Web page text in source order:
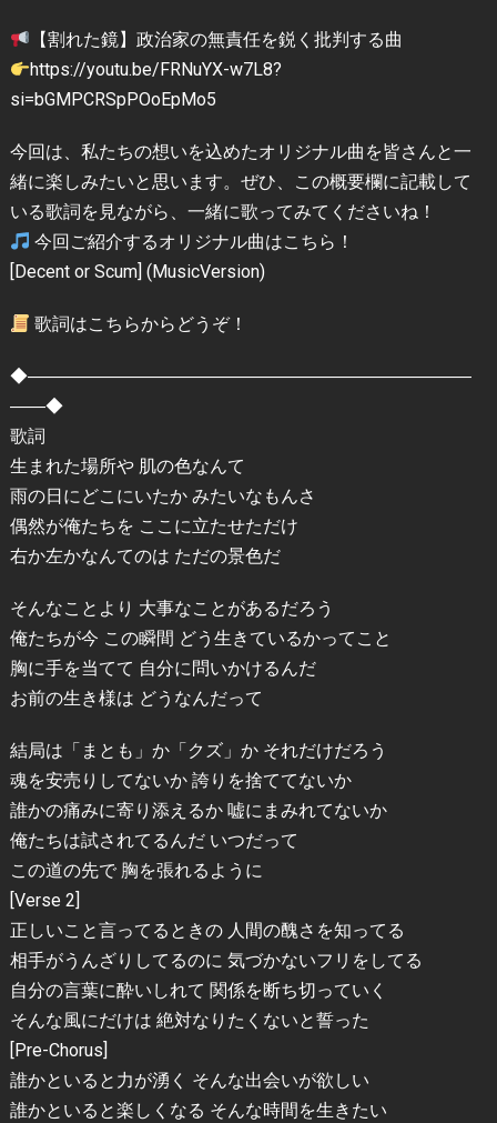
【割れた鏡】政治家の無責任を鋭く批判する曲
https://youtu.be/FRNuYX-w7L8?
si=bGMPCRSpPOoEpMo5
今回は、私たちの想いを込めたオリジナル曲を皆さんと一
緒に楽しみたいと思います。ぜひ、この概要欄に記載して
いる歌詞を見ながら、一緒に歌ってみてくださいね！
今回ご紹介するオリジナル曲はこちら！
[Decent or Scum] (MusicVersion)
歌詞はこちらからどうぞ！
◆―――――――――――――――――――――――――
――◆
歌詞
生まれた場所や 肌の色なんて
雨の日にどこにいたか みたいなもんさ
偶然が俺たちを ここに立たせただけ
右か左かなんてのは ただの景色だ
そんなことより 大事なことがあるだろう
俺たちが今 この瞬間 どう生きているかってこと
胸に手を当てて 自分に問いかけるんだ
お前の生き様は どうなんだって
結局は「まとも」か「クズ」か それだけだろう
魂を安売りしてないか 誇りを捨ててないか
誰かの痛みに寄り添えるか 嘘にまみれてないか
俺たちは試されてるんだ いつだって
この道の先で 胸を張れるように
[Verse 2]
正しいこと言ってるときの 人間の醜さを知ってる
相手がうんざりしてるのに 気づかないフリをしてる
自分の言葉に酔いしれて 関係を断ち切っていく
そんな風にだけは 絶対なりたくないと誓った
[Pre-Chorus]
誰かといると力が湧く そんな出会いが欲しい
誰かといると楽しくなる そんな時間を生きたい